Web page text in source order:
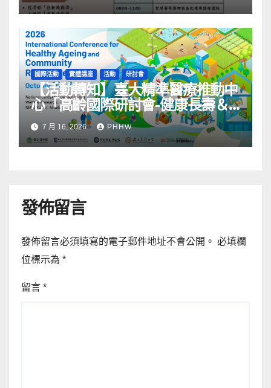
國際活動 實體講座 活動 研討會
【活動轉知】臺大精準醫療推動中
心「高齡國際研討會-健康長壽＆
社區韌性」
7 月 16, 2026 PHHW
發佈留言
發佈留言必須填寫的電子郵件地址不會公開。 必填欄
位標示為 *
留言 *